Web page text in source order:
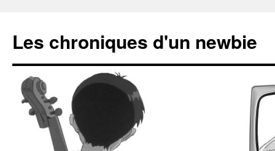
Les chroniques d'un newbie